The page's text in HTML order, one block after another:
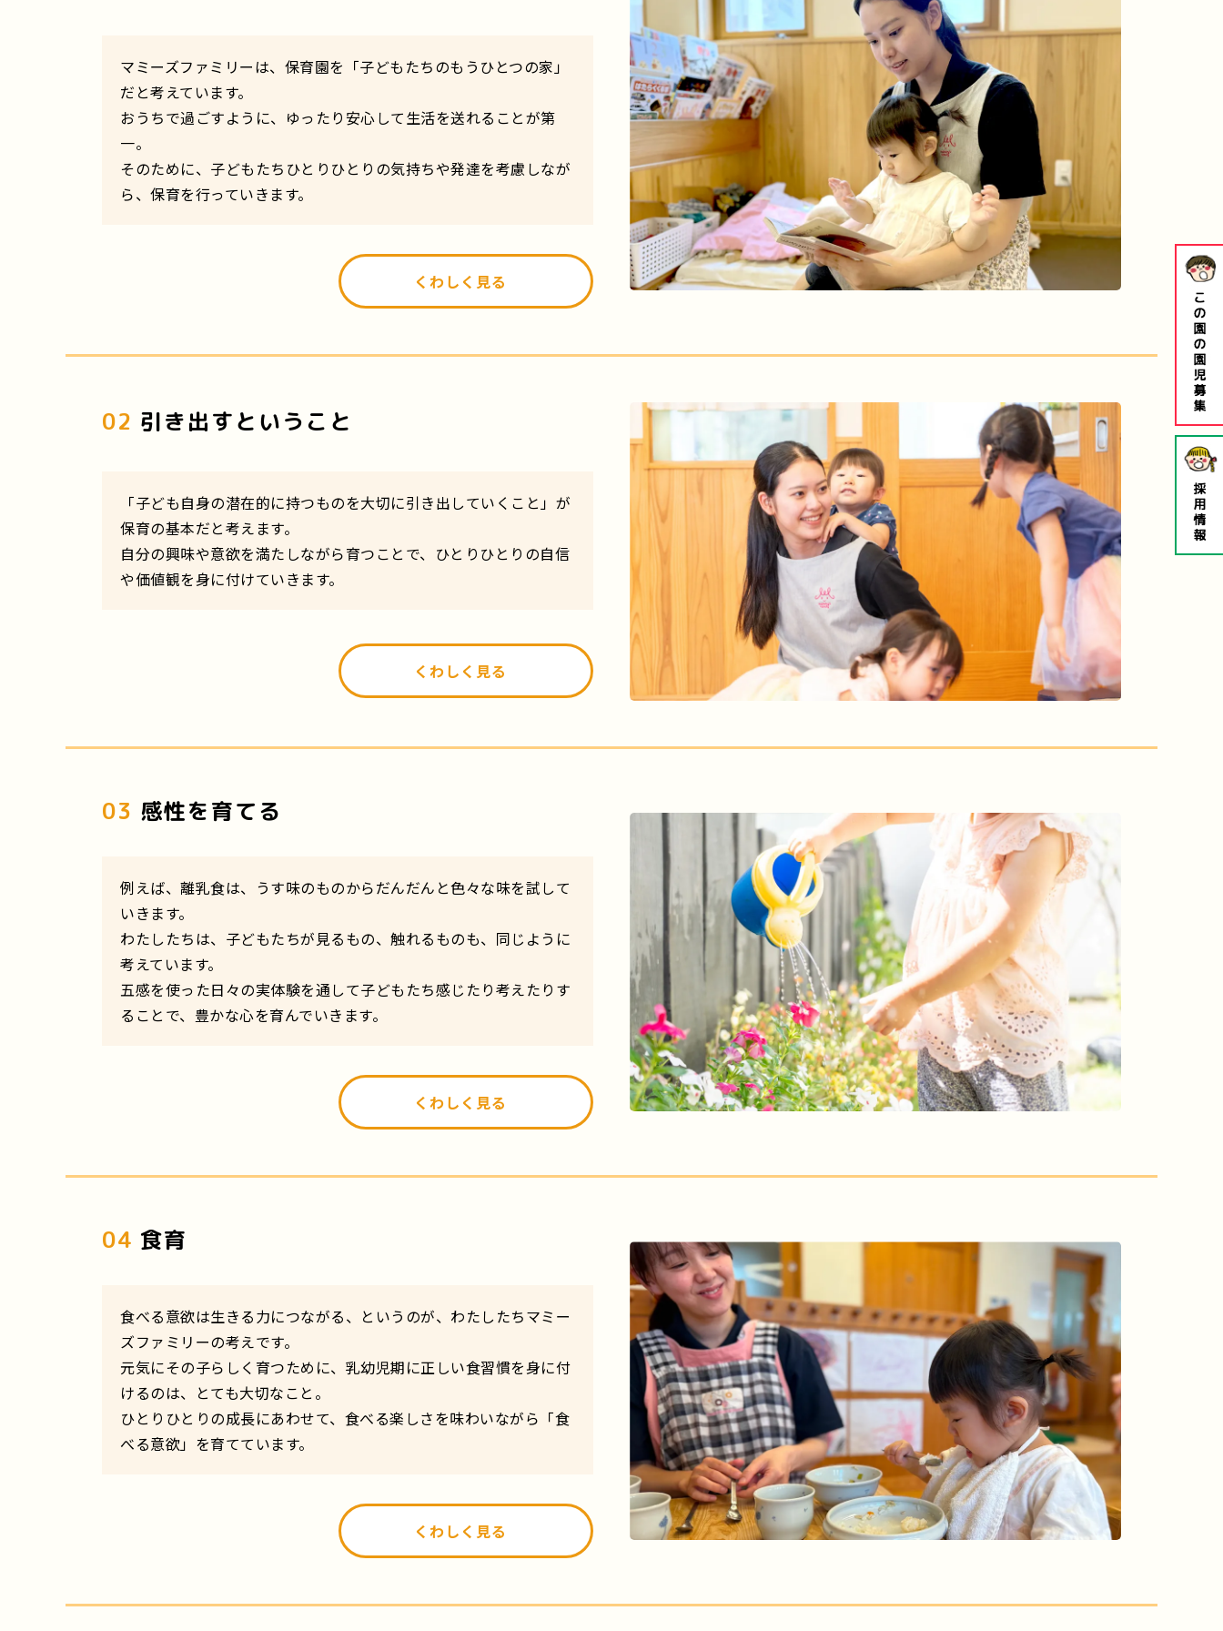
マミーズファミリーは、保育園を「子どもたちのもうひとつの家」
だと考えています。
おうちで過ごすように、ゆったり安心して生活を送れることが第
一。
そのために、子どもたちひとりひとりの気持ちや発達を考慮しなが
ら、保育を行っていきます。
くわしく見る
02 引き出すということ
「子ども自身の潜在的に持つものを大切に引き出していくこと」が
保育の基本だと考えます。
自分の興味や意欲を満たしながら育つことで、ひとりひとりの自信
や価値観を身に付けていきます。
くわしく見る
03 感性を育てる
例えば、離乳食は、うす味のものからだんだんと色々な味を試して
いきます。
わたしたちは、子どもたちが見るもの、触れるものも、同じように
考えています。
五感を使った日々の実体験を通して子どもたち感じたり考えたりす
ることで、豊かな心を育んでいきます。
くわしく見る
04 食育
食べる意欲は生きる力につながる、というのが、わたしたちマミー
ズファミリーの考えです。
元気にその子らしく育つために、乳幼児期に正しい食習慣を身に付
けるのは、とても大切なこと。
ひとりひとりの成長にあわせて、食べる楽しさを味わいながら「食
べる意欲」を育てています。
くわしく見る